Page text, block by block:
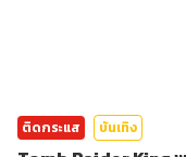
ติดกระแส บันเทิง